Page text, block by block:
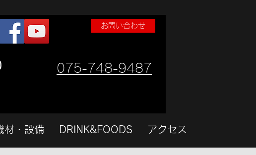
お問い合わせ
075-748-9487
材・設備 DRINK&FOODS アクセス